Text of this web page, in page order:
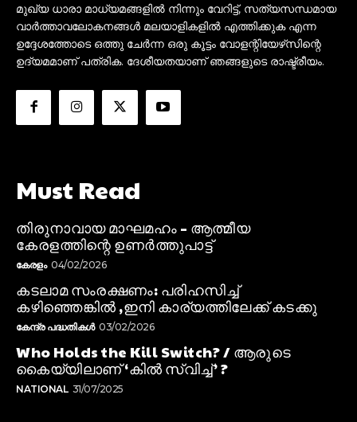
മുഖ്യ ധാരാ മാധ്യമങ്ങളിൽ നിന്നും വേറിട്ട്, സത്യസന്ധമായ
വാർത്താവലോകനങ്ങൾ മലയാളികളിൽ എത്തിക്കുക എന്ന
ഉദ്ദേശത്തോടെ ഒത്തു ചേർന്ന ഒരു കൂട്ടം വോളന്റിയേഴ്‌സിന്റെ
ഉദ്യമമാണ് പത്രിക. ദേശീയതയാണ് ഞങ്ങളുടെ രാഷ്ട്രീയം.
Must Read
തിരുനാവായ മാഘമഹം – ആത്മീയ
കേരളത്തിന്റെ ഉണർത്തുപാട്ട്
കേരളം 04/02/2026
കടലാമ സംരക്ഷണം: പരിഹസിച്ച്
കഴിഞ്ഞെങ്കിൽ ,ഇനി കാര്യത്തിലേക്ക് കടക്കു
കേന്ദ്ര പദ്ധതികൾ 03/02/2026
Who Holds the Kill Switch? / ആരുടെ
കൈയ്യിലാണ് ‘കിൽ സ്വിച്ച്’ ?
NATIONAL 31/07/2025